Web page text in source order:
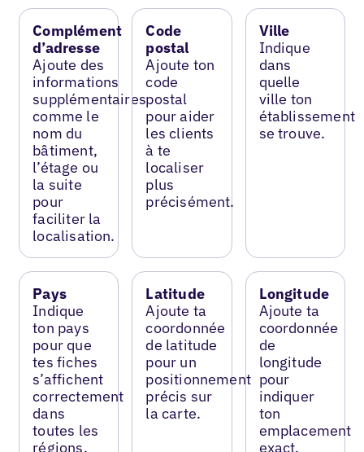
Complément
d’adresse
Ajoute des
informations
supplémentaires
comme le
nom du
bâtiment,
l’étage ou
la suite
pour
faciliter la
localisation.
Code
postal
Ajoute ton
code
postal
pour aider
les clients
à te
localiser
plus
précisément.
Ville
Indique
dans
quelle
ville ton
établissement
se trouve.
Pays
Indique
ton pays
pour que
tes fiches
s’affichent
correctement
dans
toutes les
régions.
Latitude
Ajoute ta
coordonnée
de latitude
pour un
positionnement
précis sur
la carte.
Longitude
Ajoute ta
coordonnée
de
longitude
pour
indiquer
ton
emplacement
exact.